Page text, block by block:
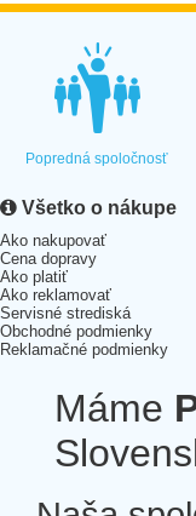
Popredná spoločnosť
Všetko o nákupe
Ako nakupovať
Cena dopravy
Ako platiť
Ako reklamovať
Servisné strediská
Obchodné podmienky
Reklamačné podmienky
Máme